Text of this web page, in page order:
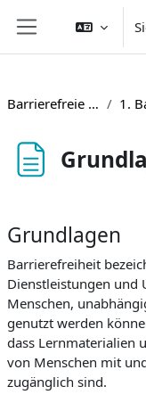
Website-
Barrierefreie digitale Prüfungen
Grundlagen
Barrierefreiheit
Dienstleistungen und
Menschen,
genutzt werden
dass Lernmaterialien
von Menschen mit
zugänglich sind.